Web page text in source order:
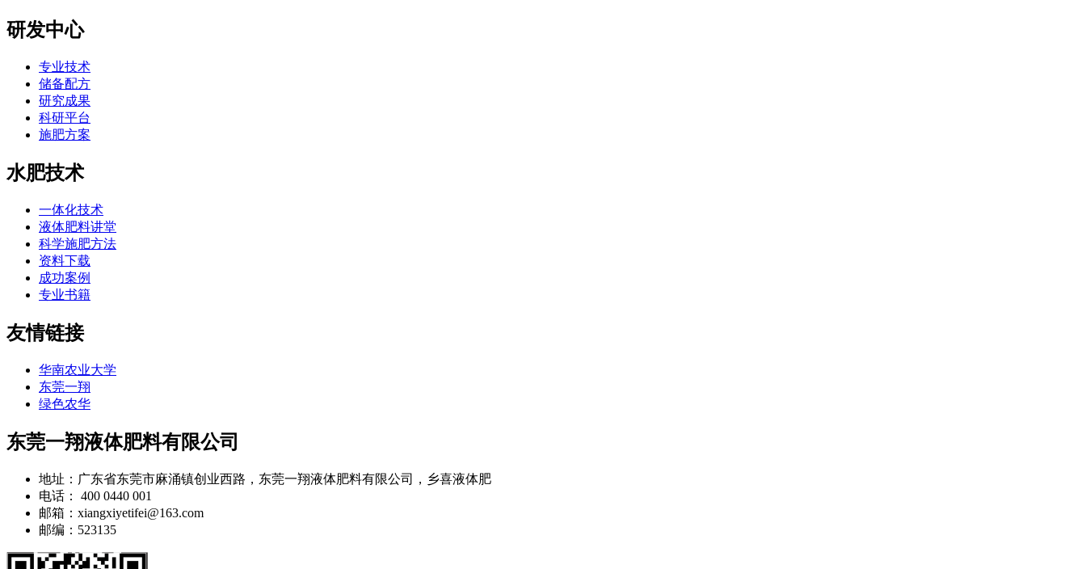
研发中心
专业技术
储备配方
研究成果
科研平台
施肥方案
水肥技术
一体化技术
液体肥料讲堂
科学施肥方法
资料下载
成功案例
专业书籍
友情链接
华南农业大学
东莞一翔
绿色农华
东莞一翔液体肥料有限公司
地址：广东省东莞市麻涌镇创业西路，东莞一翔液体肥料有限公司，乡喜液体肥
电话： 400 0440 001
邮箱：xiangxiyetifei@163.com
邮编：523135